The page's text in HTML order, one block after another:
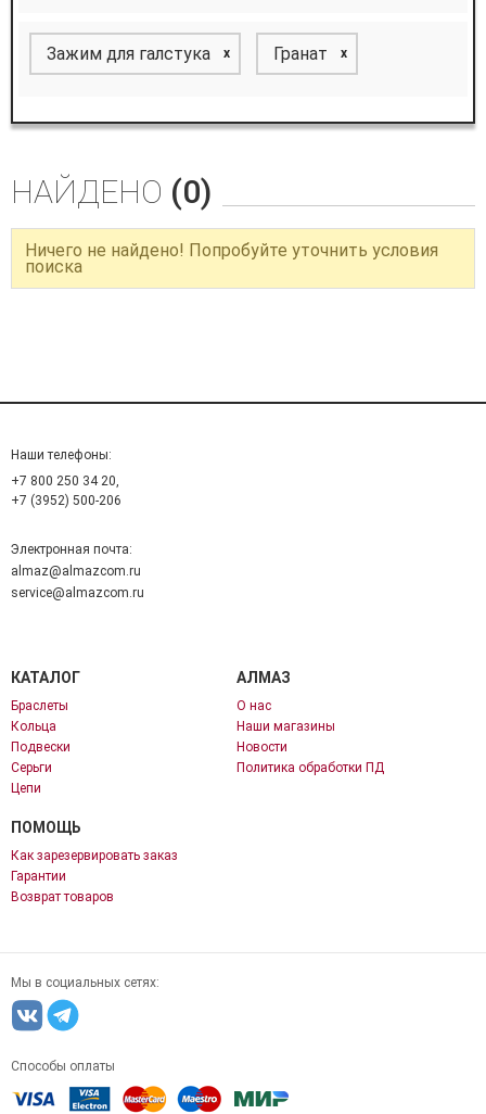
Зажим для галстука x Гранат x
НАЙДЕНО (0)
Ничего не найдено! Попробуйте уточнить условия
поиска
Наши телефоны:
+7 800 250 34 20,
+7 (3952) 500-206
Электронная почта:
almaz@almazcom.ru
service@almazcom.ru
КАТАЛОГ
Браслеты
Кольца
Подвески
Серьги
Цепи
АЛМАЗ
О нас
Наши магазины
Новости
Политика обработки ПД
ПОМОЩЬ
Как зарезервировать заказ
Гарантии
Возврат товаров
Мы в социальных сетях:
Способы оплаты